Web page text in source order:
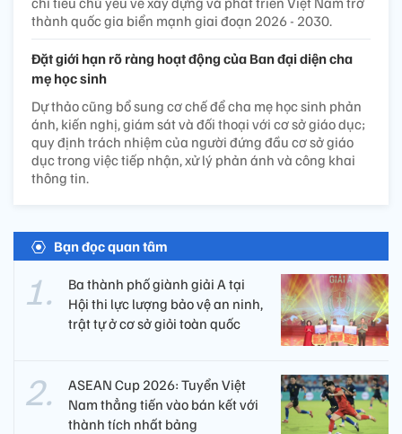
thành quốc gia biển mạnh giai đoạn 2026 - 2030.
Đặt giới hạn rõ ràng hoạt động của Ban đại diện cha
mẹ học sinh
Dự thảo cũng bổ sung cơ chế để cha mẹ học sinh phản
ánh, kiến nghị, giám sát và đối thoại với cơ sở giáo dục;
quy định trách nhiệm của người đứng đầu cơ sở giáo
dục trong việc tiếp nhận, xử lý phản ánh và công khai
thông tin.
Bạn đọc quan tâm
Ba thành phố giành giải A tại
Hội thi lực lượng bảo vệ an ninh,
trật tự ở cơ sở giỏi toàn quốc
ASEAN Cup 2026: Tuyển Việt
Nam thẳng tiến vào bán kết với
thành tích nhất bảng